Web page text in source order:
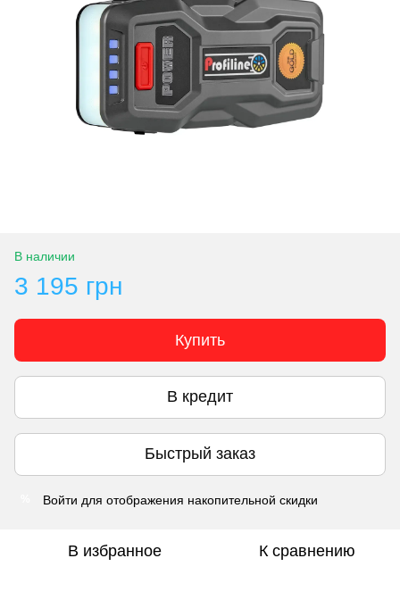
В наличии
3 195 грн
Купить
В кредит
Быстрый заказ
Войти для отображения накопительной скидки
В избранное К сравнению